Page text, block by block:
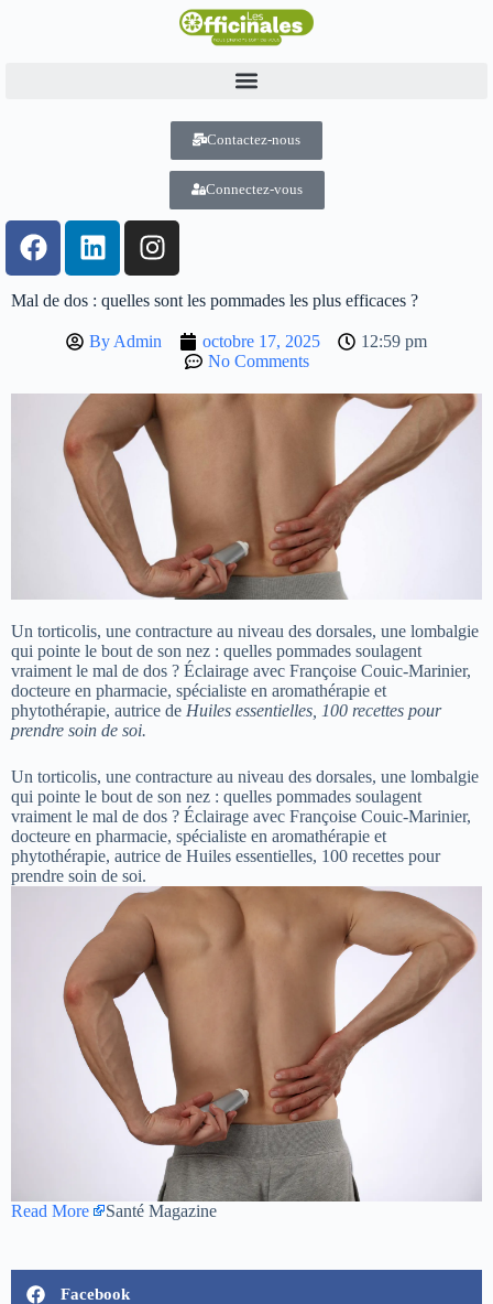
Contactez-nous
Connectez-vous
Mal de dos : quelles sont les pommades les plus efficaces ?
By Admin octobre 17, 2025
12:59 pm
No Comments
Un torticolis, une contracture au niveau des dorsales, une lombalgie
qui pointe le bout de son nez : quelles pommades soulagent
vraiment le mal de dos ? Éclairage avec Françoise Couic-Marinier,
docteure en pharmacie, spécialiste en aromathérapie et
phytothérapie, autrice de Huiles essentielles, 100 recettes pour
prendre soin de soi.
Un torticolis, une contracture au niveau des dorsales, une lombalgie
qui pointe le bout de son nez : quelles pommades soulagent
vraiment le mal de dos ? Éclairage avec Françoise Couic-Marinier,
docteure en pharmacie, spécialiste en aromathérapie et
phytothérapie, autrice de Huiles essentielles, 100 recettes pour
prendre soin de soi.
Read More Santé Magazine
Facebook